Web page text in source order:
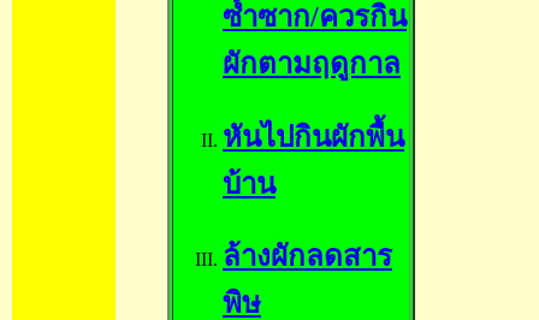
ซ้ำซาก/ควรกิน
ผักตามฤดูกาล
หันไปกินผักพื้น
บ้าน
ล้างผักลดสาร
พิษ